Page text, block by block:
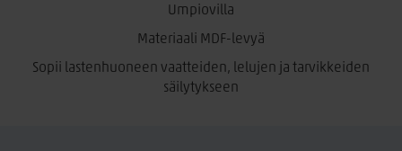
• Kaksi umpiovea – siisti ja selkeä ilme
• 3 säädettävää hyllyä ja 2 tilavaa laatikkoa
• Ajaton muotoilu, joka sopii monenlaisiin sisustuksiin
Umpiovilla
Materiaali MDF-levyä
Sopii lastenhuoneen vaatteiden, lelujen ja tarvikkeiden
säilytykseen